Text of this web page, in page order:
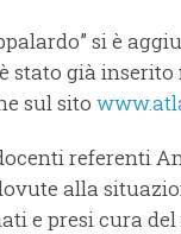
si è
stato già inserito
sul sito
referenti
alla
e presi cura